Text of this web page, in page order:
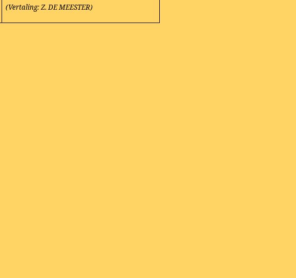
(Vertaling: Z. DE MEESTER)